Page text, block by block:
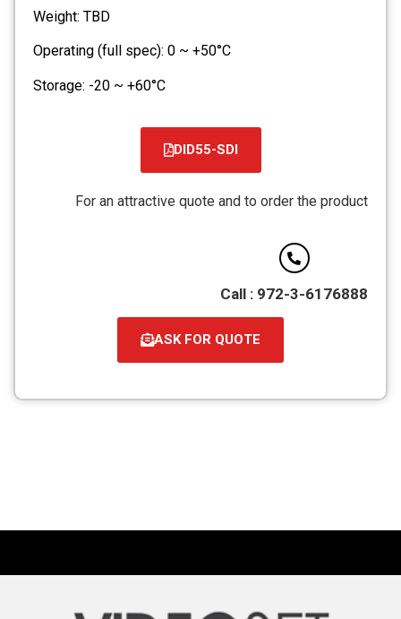
Weight: TBD
Operating (full spec): 0 ~ +50°C
Storage: -20 ~ +60°C
DID55-SDI
קובץ
PDF
For an attractive quote and to order the product
Call : 972-3-6176888
ASK FOR QUOTE